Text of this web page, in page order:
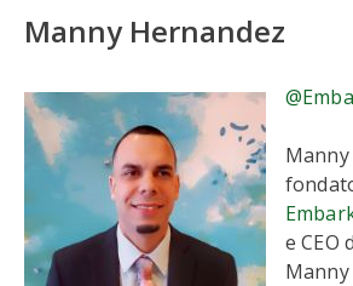
Manny Hernandez
e CEO